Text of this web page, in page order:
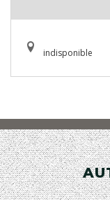
indisponible